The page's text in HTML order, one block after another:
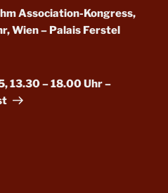
Association-Kongress,
Wien – Palais Ferstel
13.30 – 18.00 Uhr –